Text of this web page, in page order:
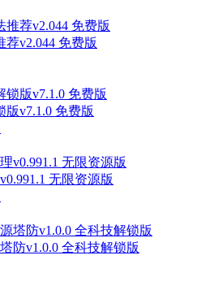
v2.044 免费版
v7.1.0 免费版
无限资源版
防v1.0.0 全科技解锁版